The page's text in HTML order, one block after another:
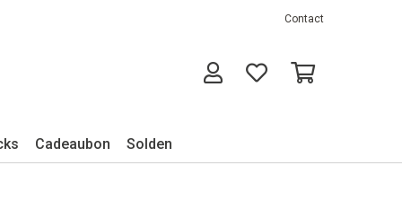
Contact
Cadeaubon Solden